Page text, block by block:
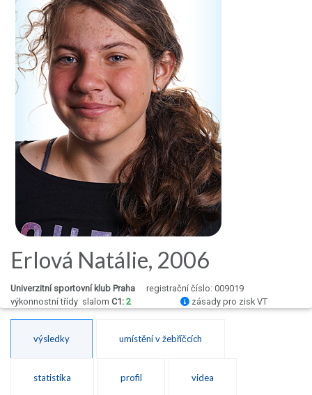
Erlová Natálie, 2006
Univerzitní sportovní klub Praha
registrační číslo: 009019
výkonnostní třídy slalom C1: 2 zásady pro zisk VT
výsledky umístění v žebříčcích
statistika profil videa